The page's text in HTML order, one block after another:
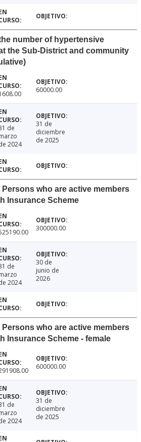
number of hypertensive
the Sub-District and community
60000.00
de
2024
31 de
diciembre
de 2025
Persons who are active members
Insurance Scheme
300000.00
de
2024
30 de
junio de
2026
Persons who are active members
Insurance Scheme - female
600000.00
de
2024
31 de
diciembre
de 2025